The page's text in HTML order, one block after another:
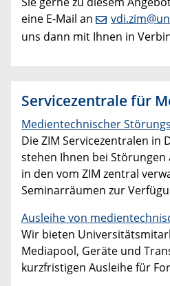
eine E-Mail an
uns dann mit Ihnen in
Servicezentrale für
Medientechnischer
Die ZIM Servicezentralen in
stehen Ihnen bei
in den vom ZIM zentral
Seminarräumen zur
Ausleihe von
Wir bieten
Mediapool, Geräte und
kurzfristigen Ausleihe für